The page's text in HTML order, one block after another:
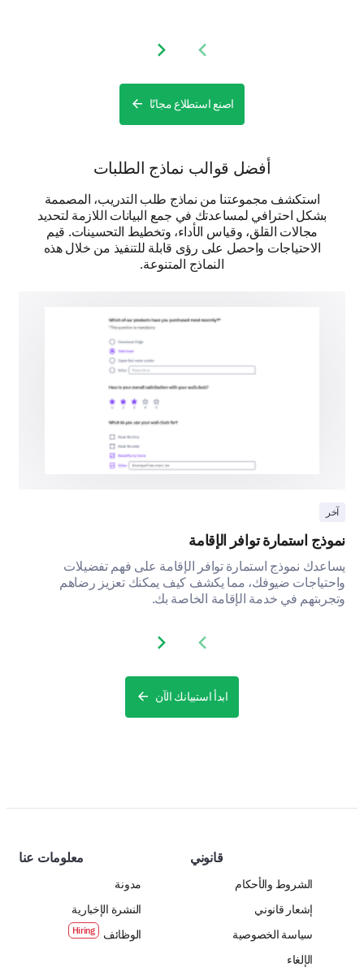
تحسين جلسات التدريب
جلسات التدريب لدينا.
يرجى الإشارة إلى 'نعم'، 'لا'، أو 'غير مؤكد' للعبارات
التالية.
أفضل جلسات التدريب الشخصية بدلاً من الجلسات عبر الإنترنت.
أود أن أكون مستعدًا لإكمال المهام قبل التدريب.
إذا كانت لدينا جلسات تدريب في عطلة نهاية
الأسبوع، هل من المحتمل أن تحضر؟
غير متأكد
Previous slide
Next slide
اصنع استطلاع مجانًا
أفضل قوالب نماذج الطلبات
استكشف مجموعتنا من نماذج طلب التدريب، المصممة
بشكل احترافي لمساعدتك في جمع البيانات اللازمة لتحديد
مجالات القلق، وقياس الأداء، وتخطيط التحسينات. قيم
الاحتياجات واحصل على رؤى قابلة للتنفيذ من خلال هذه
النماذج المتنوعة.
آخر
نموذج استمارة توافر الإقامة
يساعدك نموذج استمارة توافر الإقامة على فهم تفضيلات
واحتياجات ضيوفك، مما يكشف كيف يمكنك تعزيز رضاهم
وتجربتهم في خدمة الإقامة الخاصة بك.
Previous slide
Next slide
ابدأ استبيانك الآن
قانوني
الشروط والأحكام
إشعار قانوني
سياسة الخصوصية
الإلغاء
معلومات عنا
مدونة
النشرة الإخبارية
الوظائف